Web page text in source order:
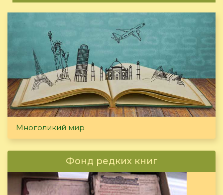
Многоликий мир
Фонд редких книг